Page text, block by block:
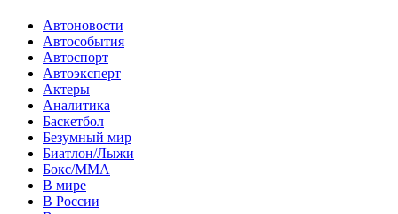
Автоновости
Автособытия
Автоспорт
Автоэксперт
Актеры
Аналитика
Баскетбол
Безумный мир
Биатлон/Лыжи
Бокс/MMA
В мире
В России